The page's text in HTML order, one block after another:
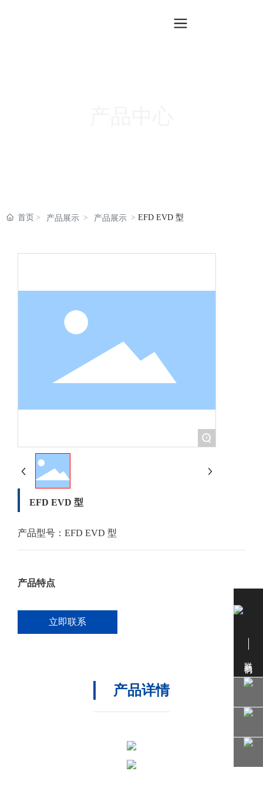
首页 产品展示 产品展示 EFD EVD 型
+
EFD EVD 型
产品型号： EFD EVD 型
产品特点
立即联系
产品详情